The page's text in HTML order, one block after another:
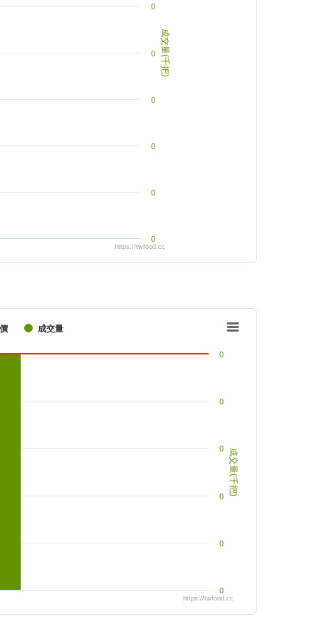
成交量(千把)
0
0
0
0
0
0
https://twfood.cc
成交量(千把)
成交量
0
0
0
0
0
0
https://twfood.cc